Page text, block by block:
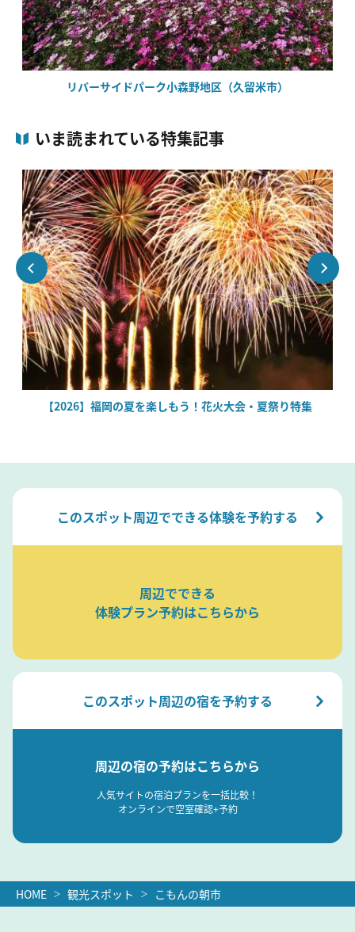
リバーサイドパーク小森野地区（久留米市）
いま読まれている特集記事
【2026】福岡の夏を楽しもう！花火大会・夏祭り特集
このスポット周辺でできる体験を予約する
周辺でできる
体験プラン予約はこちらから
このスポット周辺の宿を予約する
周辺の宿の予約はこちらから
人気サイトの宿泊プランを一括比較！
オンラインで空室確認+予約
HOME 観光スポット こもんの朝市